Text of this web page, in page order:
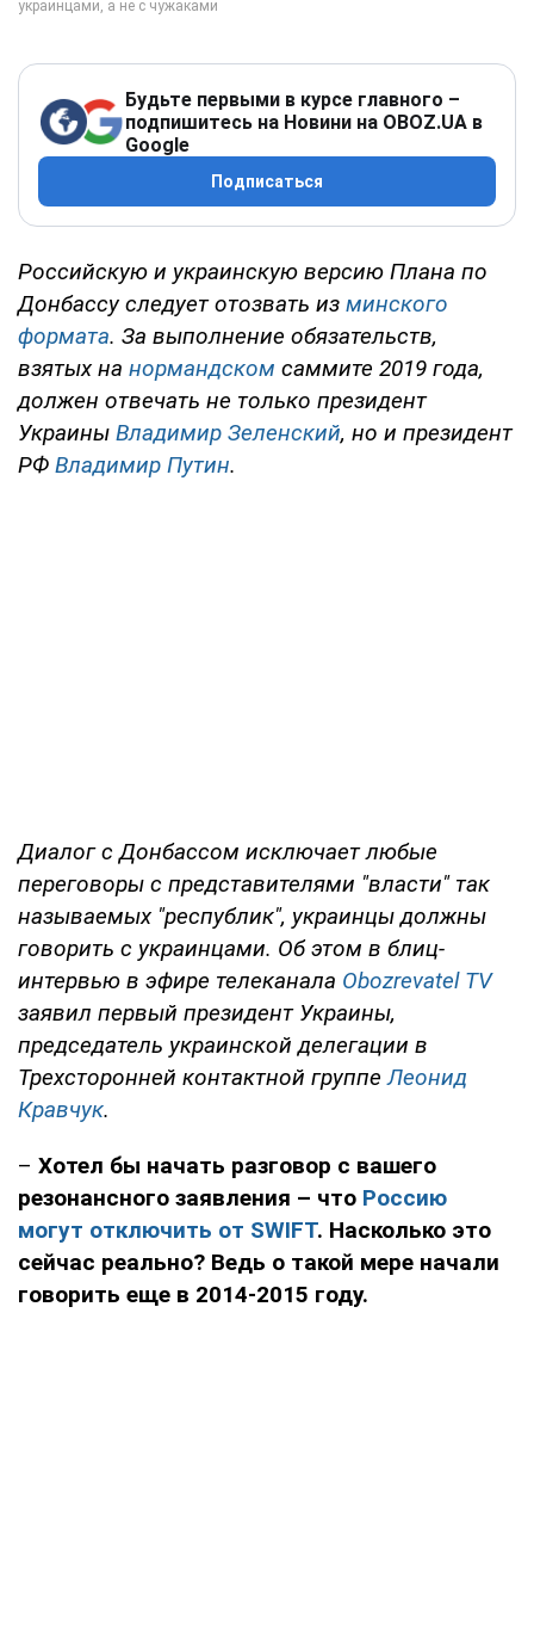
Будьте первыми в курсе главного –
подпишитесь на Новини на OBOZ.UA в
Google
Подписаться
Российскую и украинскую версию Плана по
Донбассу следует отозвать из минского
формата. За выполнение обязательств,
взятых на нормандском саммите 2019 года,
должен отвечать не только президент
Украины Владимир Зеленский, но и президент
РФ Владимир Путин.
Диалог с Донбассом исключает любые
переговоры с представителями "власти" так
называемых "республик", украинцы должны
говорить с украинцами. Об этом в блиц-
интервью в эфире телеканала Obozrevatel TV
заявил первый президент Украины,
председатель украинской делегации в
Трехсторонней контактной группеЛеонид
Кравчук.
– Хотел бы начать разговор с вашего
резонансного заявления – что Россию
могут отключить от SWIFT. Насколько это
сейчас реально? Ведь о такой мере начали
говорить еще в 2014-2015 году.